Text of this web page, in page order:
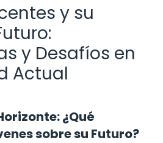
y su
y Desafíos en
Actual
¿Qué
sobre su Futuro?